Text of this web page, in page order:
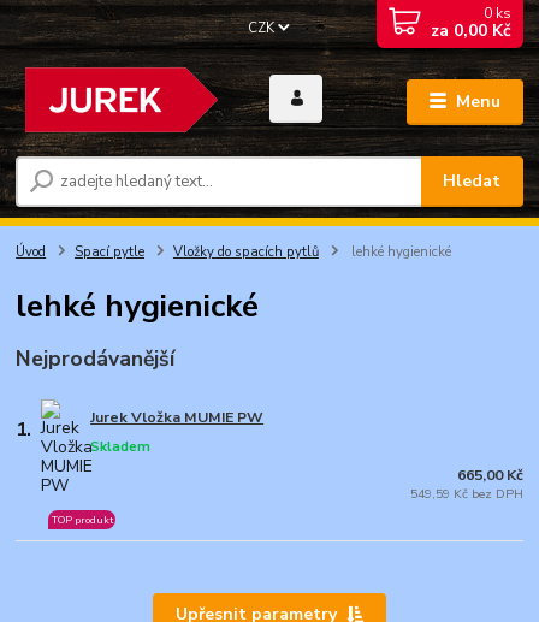
Menu
CZK
Hledat
0 ks
za 0,00 Kč
Úvod Spací pytle Vložky do spacích pytlů lehké hygienické
lehké hygienické
Nejprodávanější
1. Jurek Vložka MUMIE PW
Skladem
TOP produkt
665,00 Kč
549,59 Kč bez DPH
Upřesnit parametry